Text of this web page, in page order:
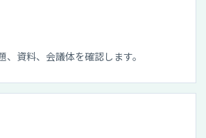
、資料、会議体を確認します。